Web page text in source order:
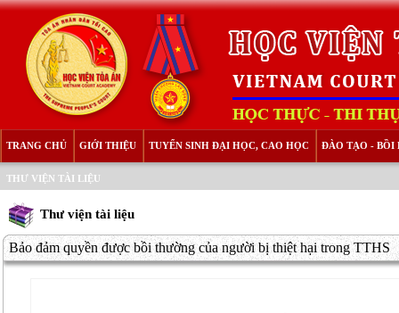
TRANG CHỦ GIỚI THIỆU TUYỂN SINH ĐẠI HỌC, CAO HỌC ĐÀO TẠO - BỒI
THƯ VIỆN TÀI LIỆU
Thư viện tài liệu
Bảo đảm quyền được bồi thường của người bị thiệt hại trong TTHS